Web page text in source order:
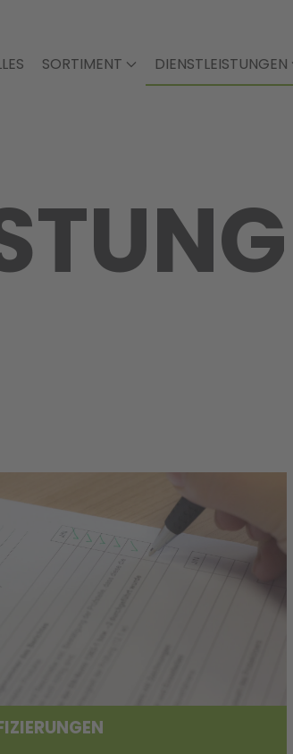
SORTIMENT DIENSTLEISTUNGEN